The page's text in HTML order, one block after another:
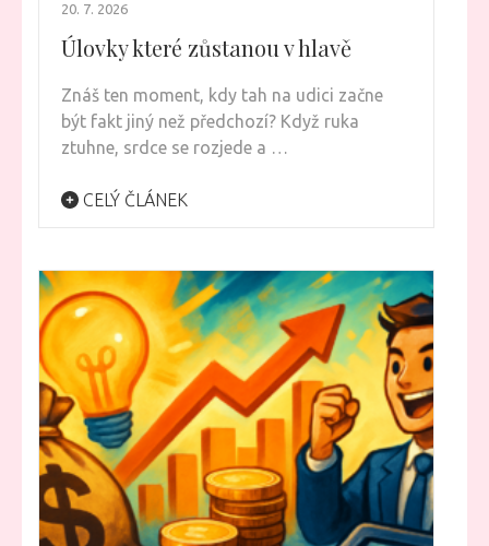
20. 7. 2026
Úlovky které zůstanou v hlavě
Znáš ten moment, kdy tah na udici začne
být fakt jiný než předchozí? Když ruka
ztuhne, srdce se rozjede a …
CELÝ ČLÁNEK